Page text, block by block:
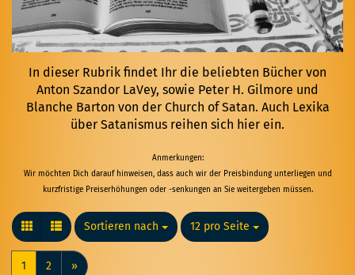
In dieser Rubrik findet Ihr die beliebten Bücher von
Anton Szandor LaVey, sowie Peter H. Gilmore und
Blanche Barton von der Church of Satan. Auch Lexika
über Satanismus reihen sich hier ein.
Anmerkungen:
Wir möchten Dich darauf hinweisen, dass auch wir der Preisbindung unterliegen und
kurzfristige Preiserhöhungen oder -senkungen an Sie weitergeben müssen.
Sortieren nach
Sortieren nach 12 pro Seite
pro Seite
1 2 »